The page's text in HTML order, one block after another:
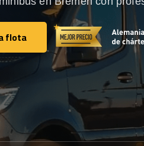
flota
flota